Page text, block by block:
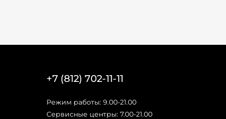
+7 (812) 702-11-11
Режим работы: 9.00-21.00
Сервисные центры: 7.00-21.00